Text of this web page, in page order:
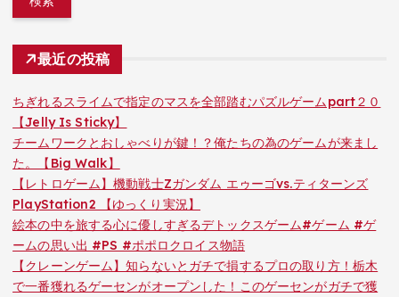
最近の投稿
ちぎれるスライムで指定のマスを全部踏むパズルゲームpart２０
【Jelly Is Sticky】
チームワークとおしゃべりが鍵！？俺たちの為のゲームが来まし
た。【Big Walk】
【レトロゲーム】機動戦士Zガンダム エゥーゴvs.ティターンズ
PlayStation2 【ゆっくり実況】
絵本の中を旅する心に優しすぎるデトックスゲーム#ゲーム #ゲ
ームの思い出 #PS #ポポロクロイス物語
【クレーンゲーム】知らないとガチで損するプロの取り方！栃木
で一番獲れるゲーセンがオープンした！このゲーセンがガチで獲